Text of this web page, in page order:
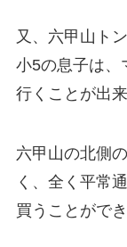
又、六甲山ト
小5の息子は、
行くことが出来
六甲山の北側
く、全く平常
買うことができ